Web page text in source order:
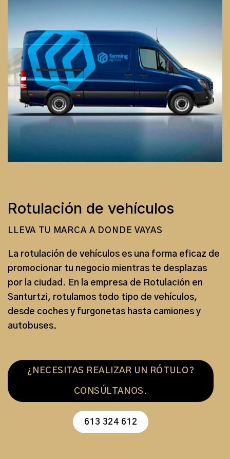
Rotulación de vehículos
LLEVA TU MARCA A DONDE VAYAS
La rotulación de vehículos es una forma eficaz de
promocionar tu negocio mientras te desplazas
por la ciudad. En la empresa de Rotulación en
Santurtzi, rotulamos todo tipo de vehículos,
desde coches y furgonetas hasta camiones y
autobuses.
¿NECESITAS REALIZAR UN RÓTULO?
CONSÚLTANOS.
613 324 612